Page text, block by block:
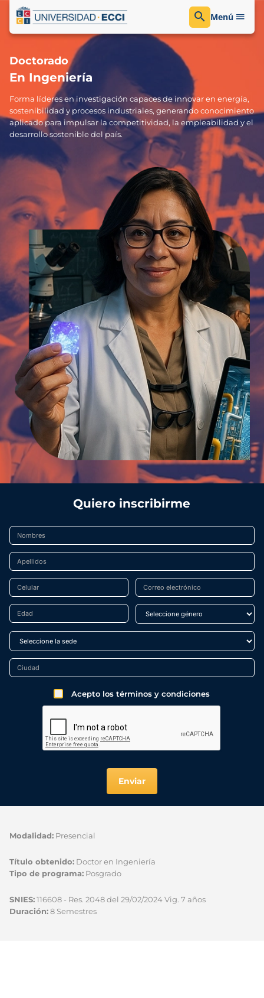
Menú
Doctorado
En Ingeniería
Forma líderes en investigación capaces de innovar en energía,
sostenibilidad y procesos industriales, generando conocimiento
aplicado para impulsar la competitividad, la empleabilidad y el
desarrollo sostenible del país.
Quiero inscribirme
Acepto los términos y condiciones
Enviar
Modalidad: Presencial
Título obtenido: Doctor en Ingeniería
Tipo de programa: Posgrado
SNIES:116608 - Res. 2048 del 29/02/2024 Vig. 7 años
Duración:8 Semestres